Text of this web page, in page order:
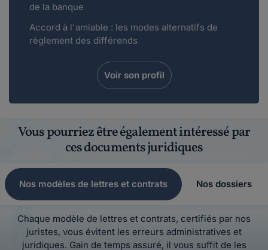
de la banque
Accord à l'amiable : les modes alternatifs de
règlement des différends
Voir son profil
Vous pourriez être également intéressé par
ces documents juridiques
Nos modèles de lettres et contrats Nos dossiers
Chaque modèle de lettres et contrats, certifiés par nos
juristes, vous évitent les erreurs administratives et
juridiques. Gain de temps assuré, il vous suffit de les